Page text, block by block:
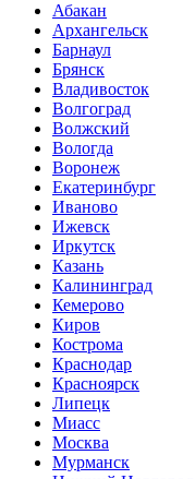
Абакан
Архангельск
Барнаул
Брянск
Владивосток
Волгоград
Волжский
Вологда
Воронеж
Екатеринбург
Иваново
Ижевск
Иркутск
Казань
Калининград
Кемерово
Киров
Кострома
Краснодар
Красноярск
Липецк
Миасс
Москва
Мурманск